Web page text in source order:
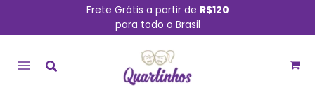
conteúdo
Frete Grátis a partir de R$120
para todo o Brasil
MENU